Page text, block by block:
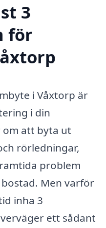
3
för
i Våxtorp är
i din
att byta ut
rörledningar,
problem
Men varför
inha 3
ett sådant